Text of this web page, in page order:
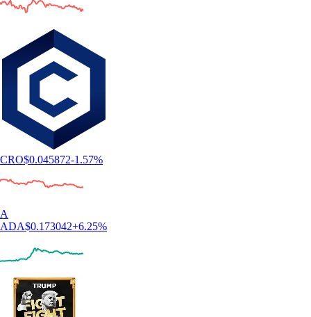
CRO$0.045872-1.57%
A
ADA$0.173042+6.25%